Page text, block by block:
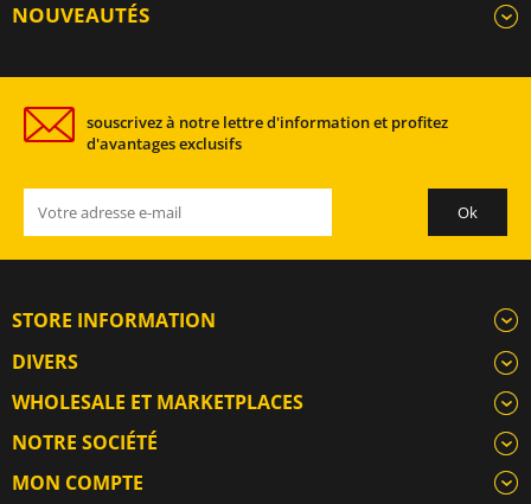
NOUVEAUTÉS
souscrivez à notre lettre d'information et profitez
d'avantages exclusifs
STORE INFORMATION
DIVERS
WHOLESALE ET MARKETPLACES
NOTRE SOCIÉTÉ
MON COMPTE